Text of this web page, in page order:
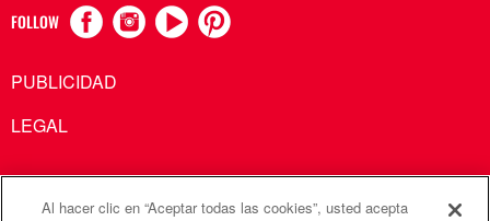
FOLLOW
PUBLICIDAD
LEGAL
Al hacer clic en “Aceptar todas las cookies”, usted acepta